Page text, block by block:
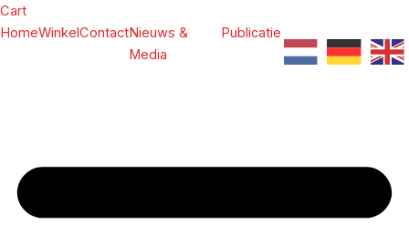
Cart
HomeWinkelContactNieuws &
Media
Publicatie